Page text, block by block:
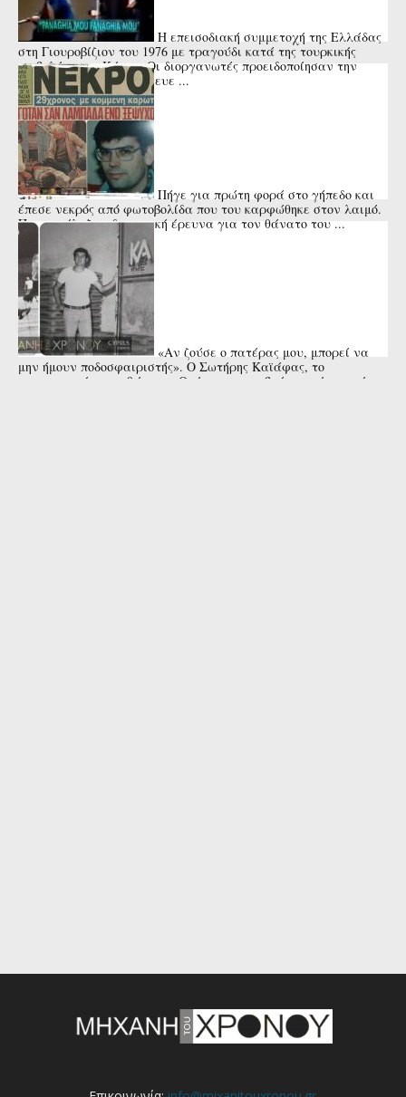
Η επεισοδιακή συμμετοχή της Ελλάδας
στη Γιουροβίζιον του 1976 με τραγούδι κατά της τουρκικής
εισβολής στην Κύπρο. Οι διοργανωτές προειδοποίησαν την
Μαρίζα Κωχ ότι κινδύνευε ...
Πήγε για πρώτη φορά στο γήπεδο και
έπεσε νεκρός από φωτοβολίδα που του καρφώθηκε στον λαιμό.
Που κατέληξε η δικαστική έρευνα για τον θάνατο του ...
«Αν ζούσε ο πατέρας μου, μπορεί να
μην ήμουν ποδοσφαιριστής». Ο Σωτήρης Καϊάφας, το
αναντικατάστατο 9άρι της Ομόνοιας, που βγήκε πρώτος σκόρερ